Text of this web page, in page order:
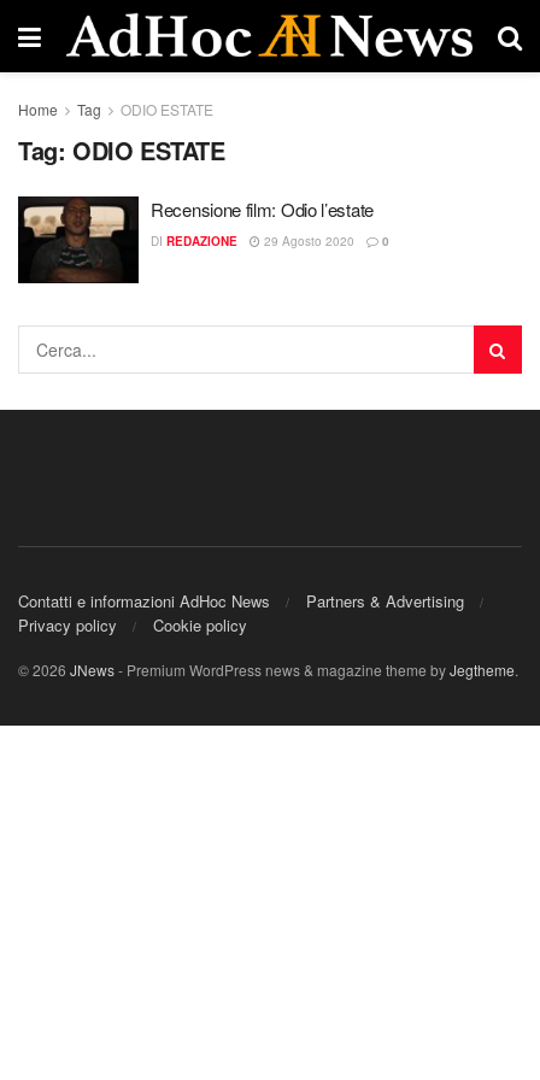
Home Tag ODIO ESTATE
Tag: ODIO ESTATE
Recensione film: Odio l’estate
DI REDAZIONE 29 Agosto 2020 0
Contatti e informazioni AdHoc News
Partners & Advertising
Privacy policy
Cookie policy
© 2026 JNews- Premium WordPress news & magazine theme byJegtheme.